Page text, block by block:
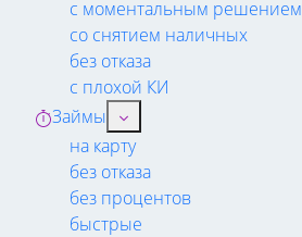
с моментальным решением
со снятием наличных
без отказа
с плохой КИ
Займы
на карту
без отказа
без процентов
быстрые